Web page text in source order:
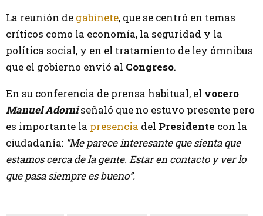
La reunión de gabinete, que se centró en temas
críticos como la economía, la seguridad y la
política social, y en el tratamiento de ley ómnibus
que el gobierno envió al Congreso.
En su conferencia de prensa habitual, el vocero
Manuel Adorniseñaló que no estuvo presente pero
es importante la presencia del Presidente con la
ciudadanía: “Me parece interesante que sienta que
estamos cerca de la gente. Estar en contacto y ver lo
que pasa siempre es bueno”.